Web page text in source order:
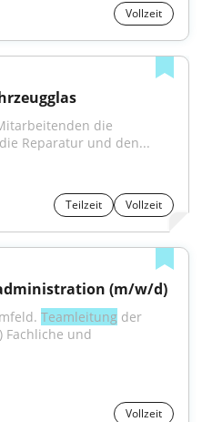
Vollzeit
die
Reparatur und den...
Teilzeit Vollzeit
(m/w/d)
Teamleitung der
Fachliche und
Vollzeit